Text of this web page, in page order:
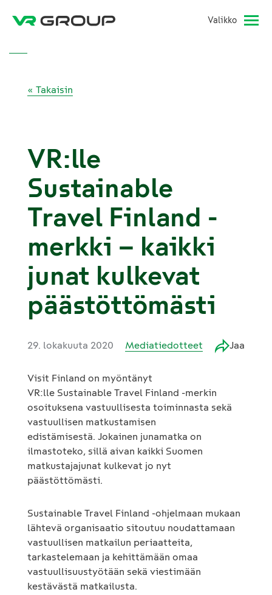
Valikko
« Takaisin
VR:lle
Sustainable
Travel Finland -
merkki – kaikki
junat kulkevat
päästöttömästi
29. lokakuuta 2020 Mediatiedotteet Jaa
Visit Finland on myöntänyt
VR:lle Sustainable Travel Finland -merkin
osoituksena vastuullisesta toiminnasta sekä
vastuullisen matkustamisen
edistämisestä. Jokainen junamatka on
ilmastoteko, sillä aivan kaikki Suomen
matkustajajunat kulkevat jo nyt
päästöttömästi.
Sustainable Travel Finland -ohjelmaan mukaan
lähtevä organisaatio sitoutuu noudattamaan
vastuullisen matkailun periaatteita,
tarkastelemaan ja kehittämään omaa
vastuullisuustyötään sekä viestimään
kestävästä matkailusta.